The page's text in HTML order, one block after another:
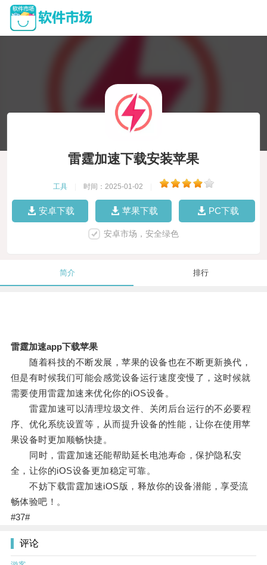
雷霆加速下载安装苹果
工具 时间：2025-01-02
安卓下载 苹果下载 PC下载
安卓市场，安全绿色
简介 排行
雷霆加速app下载苹果
随着科技的不断发展，苹果的设备也在不断更新换代，
但是有时候我们可能会感觉设备运行速度变慢了，这时候就
需要使用雷霆加速来优化你的iOS设备。
雷霆加速可以清理垃圾文件、关闭后台运行的不必要程
序、优化系统设置等，从而提升设备的性能，让你在使用苹
果设备时更加顺畅快捷。
同时，雷霆加速还能帮助延长电池寿命，保护隐私安
全，让你的iOS设备更加稳定可靠。
不妨下载雷霆加速iOS版，释放你的设备潜能，享受流
畅体验吧！。
#37#
评论